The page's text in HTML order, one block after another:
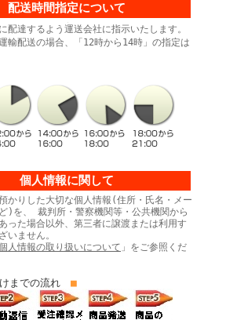
配送時間指定について
配達するよう運送会社に指示いたします。
輸配送の場合、「12時から14時」の指定は
個人情報に関して
かりした大切な個人情報(住所・氏名・メー
)を、 裁判所・警察機関等・公共機関から
った場合以外、第三者に譲渡または利用す
いません。
人情報の取り扱いについて 」をご参照くだ
までの流れ ■